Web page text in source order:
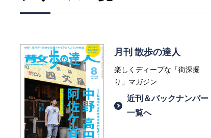
月刊 散歩の達人
楽しくディープな「街深掘
り」マガジン
近刊＆バックナンバー
一覧へ